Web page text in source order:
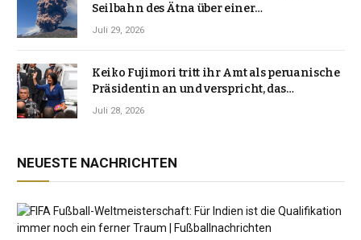
Seilbahn des Ätna über einer
Vulkanlandschaft
Juli 29, 2026
Keiko Fujimori tritt ihr Amt als peruanische
Präsidentin an und verspricht, das
Jahrzehnt der Instabilität zu beenden
Juli 28, 2026
NEUESTE NACHRICHTEN